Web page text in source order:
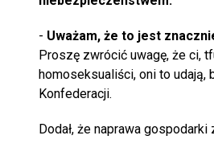
- Uważam, że to jest
Proszę zwrócić uwagę, że ci,
homoseksualiści, oni to udają,
Konfederacji.
Dodał, że naprawa